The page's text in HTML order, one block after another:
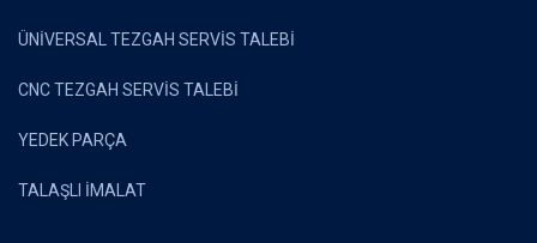
ÜNİVERSAL TEZGAH SERVİS TALEBİ
CNC TEZGAH SERVİS TALEBİ
YEDEK PARÇA
TALAŞLI İMALAT